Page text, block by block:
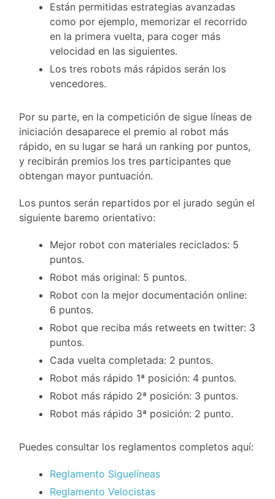
Están permitidas estrategias avanzadas
como por ejemplo, memorizar el recorrido
en la primera vuelta, para coger más
velocidad en las siguientes.
Los tres robots más rápidos serán los
vencedores.
Por su parte, en la competición de sigue líneas de
iniciación desaparece el premio al robot más
rápido, en su lugar se hará un ranking por puntos,
y recibirán premios los tres participantes que
obtengan mayor puntuación.
Los puntos serán repartidos por el jurado según el
siguiente baremo orientativo:
Mejor robot con materiales reciclados: 5
puntos.
Robot más original: 5 puntos.
Robot con la mejor documentación online:
6 puntos.
Robot que reciba más retweets en twitter: 3
puntos.
Cada vuelta completada: 2 puntos.
Robot más rápido 1ª posición: 4 puntos.
Robot más rápido 2ª posición: 3 puntos.
Robot más rápido 3ª posición: 2 punto.
Puedes consultar los reglamentos completos aquí:
Reglamento Siguelíneas
Reglamento Velocistas